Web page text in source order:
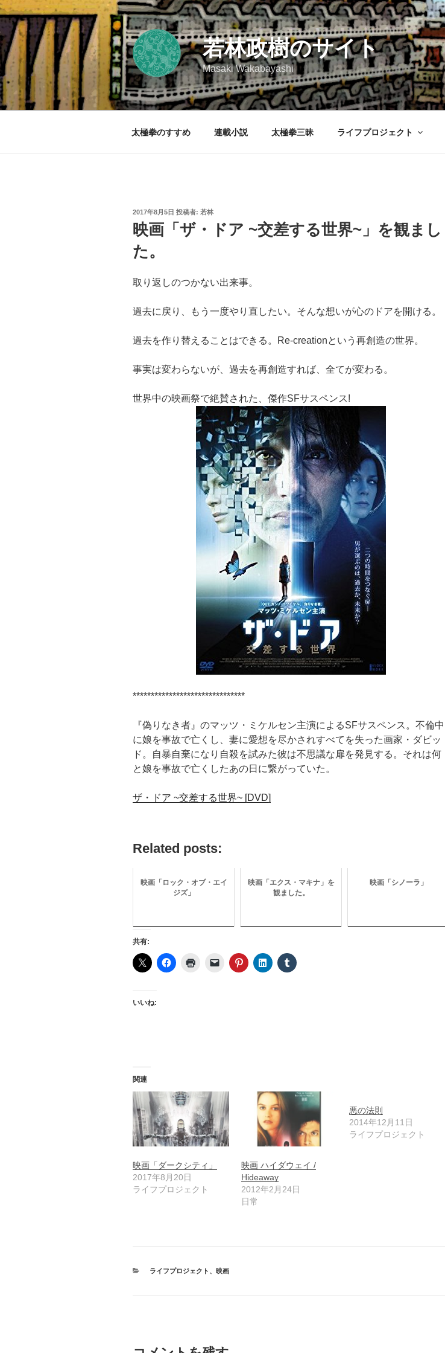
コ
ン
テ
ン
ツ
へ
ス
キ
若林政樹のサイト
Masaki Wakabayashi
太極拳のすすめ 連載小説 太極拳三昧 ライフプロジェクト
投
稿
日:
2017年8月5日 投稿者: 若林
映画「ザ・ドア ~交差する世界~」を観まし
た。
取り返しのつかない出来事。
過去に戻り、もう一度やり直したい。そんな想いが心のドアを開ける。
過去を作り替えることはできる。Re-creationという再創造の世界。
事実は変わらないが、過去を再創造すれば、全てが変わる。
世界中の映画祭で絶賛された、傑作SFサスペンス!
*******************************
『偽りなき者』のマッツ・ミケルセン主演によるSFサスペンス。不倫中
に娘を事故で亡くし、妻に愛想を尽かされすべてを失った画家・ダビッ
ド。自暴自棄になり自殺を試みた彼は不思議な扉を発見する。それは何
と娘を事故で亡くしたあの日に繋がっていた。
ザ・ドア ~交差する世界~ [DVD]
Related posts:
映画「ロック・オブ・エイ
ジズ」
映画「エクス・マキナ」を
観ました。
映画「シノーラ」
共有:
いいね:
関連
映画「ダークシティ」
2017年8月20日
ライフプロジェクト
映画 ハイダウェイ /
Hideaway
2012年2月24日
日常
悪の法則
2014年12月11日
ライフプロジェクト
カ
ライフプロジェクト 、 映画